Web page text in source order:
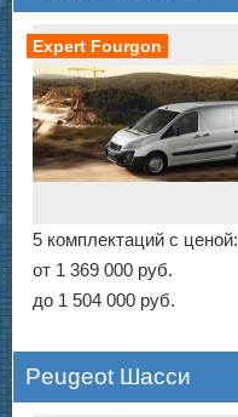
Expert Fourgon
5 комплектаций с ценой:
от 1 369 000 руб.
до 1 504 000 руб.
Peugeot Шасси